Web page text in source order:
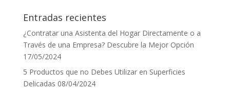
Entradas recientes
¿Contratar una Asistenta del Hogar Directamente o a
Través de una Empresa? Descubre la Mejor Opción
17/05/2024
5 Productos que no Debes Utilizar en Superficies
Delicadas 08/04/2024